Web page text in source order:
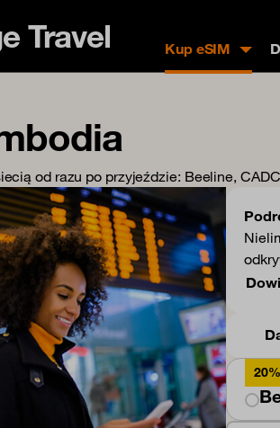
Travel Kup eSIM
od razu po przyjeździe: Beeline,